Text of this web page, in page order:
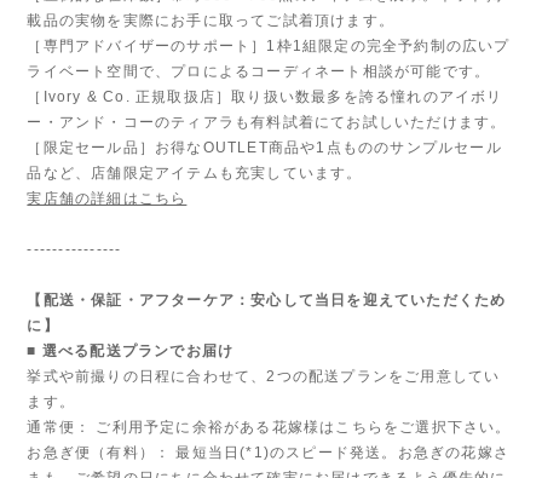
載品の実物を実際にお手に取ってご試着頂けます。
［専門アドバイザーのサポート］1枠1組限定の完全予約制の広いプ
ライベート空間で、プロによるコーディネート相談が可能です。
［Ivory & Co. 正規取扱店］取り扱い数最多を誇る憧れのアイボリ
ー・アンド・コーのティアラも有料試着にてお試しいただけます。
［限定セール品］お得なOUTLET商品や1点もののサンプルセール
品など、店舗限定アイテムも充実しています。
実店舗の詳細はこちら
---------------
【配送・保証・アフターケア：安心して当日を迎えていただくため
に】
■ 選べる配送プランでお届け
挙式や前撮りの日程に合わせて、2つの配送プランをご用意してい
ます。
通常便： ご利用予定に余裕がある花嫁様はこちらをご選択下さい。
お急ぎ便（有料）： 最短当日(*1)のスピード発送。お急ぎの花嫁さ